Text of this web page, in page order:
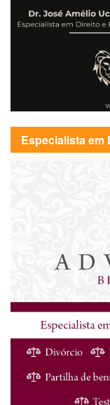
Especialista em